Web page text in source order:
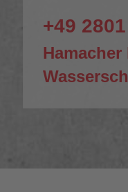
+49